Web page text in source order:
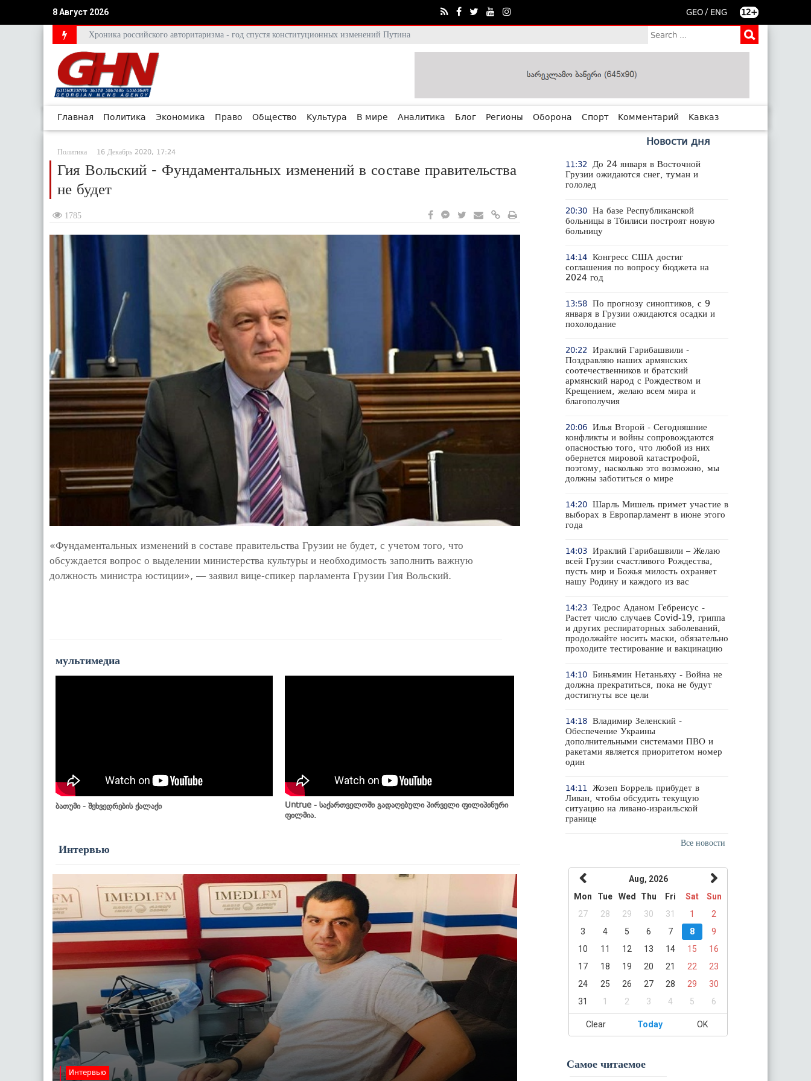
8 Август 2026 GEO / ENG 12+
Хроника российского авторитаризма - год спустя конституционных изменений Путина
Главная Политика Экономика Право Общество Культура В мире Аналитика Блог Регионы Оборона Спорт Комментарий Кавказ
Политика 16 Декабрь 2020, 17:24
Гия Вольский - Фундаментальных изменений в составе правительства
не будет
1785
«Фундаментальных изменений в составе правительства Грузии не будет, с учетом того, что
обсуждается вопрос о выделении министерства культуры и необходимость заполнить важную
должность министра юстиции», — заявил вице-спикер парламента Грузии Гия Вольский.
мультимедиа
ბათუმი - შეხვედრების ქალაქი
Untrue - საქართველოში გადაღებული პირველი ფილიპინური
ფილმია.
Интервью
Интервью
Новости дня
11:32
До 24 января в Восточной
Грузии ожидаются снег, туман и
гололед
20:30 На базе Республиканской
больницы в Тбилиси построят новую
больницу
14:14 Конгресс США достиг
соглашения по вопросу бюджета на
2024 год
13:58 По прогнозу синоптиков, с 9
января в Грузии ожидаются осадки и
похолодание
20:22
Ираклий Гарибашвили -
Поздравляю наших армянских
соотечественников и братский
армянский народ с Рождеством и
Крещением, желаю всем мира и
благополучия
20:06 Илья Второй - Сегодняшние
конфликты и войны сопровождаются
опасностью того, что любой из них
обернется мировой катастрофой,
поэтому, насколько это возможно, мы
должны заботиться о мире
14:20 Шарль Мишель примет участие в
выборах в Европарламент в июне этого
года
14:03 Ираклий Гарибашвили – Желаю
всей Грузии счастливого Рождества,
пусть мир и Божья милость охраняет
нашу Родину и каждого из вас
14:23 Тедрос Аданом Гебреисус -
Растет число случаев Covid-19, гриппа
и других респираторных заболеваний,
продолжайте носить маски, обязательно
проходите тестирование и вакцинацию
14:10 Биньямин Нетаньяху - Война не
должна прекратиться, пока не будут
достигнуты все цели
14:18 Владимир Зеленский -
Обеспечение Украины
дополнительными системами ПВО и
ракетами является приоритетом номер
один
14:11
Жозеп Боррель прибудет в
Ливан, чтобы обсудить текущую
ситуацию на ливано-израильской
границе
Все новости
Aug, 2026
Mon
Tue Wed Thu Fri Sat
Sun
27
28 29 30 31 1
2
3
4 5 6 7 8
9
10
11 12 13 14 15
16
17
18 19 20 21 22
23
24
25 26 27 28 29
30
31
1 2 3 4 5 6
Clear Today OK
Самое читаемое